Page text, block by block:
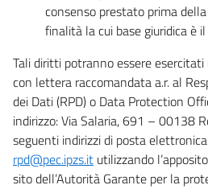
consenso prestato prima
finalità la cui base giuridica è
Tali diritti potranno essere
con lettera raccomandata a.r. al
dei Dati (RPD) o Data Protection
indirizzo: Via Salaria, 691 – 00138
seguenti indirizzi di posta
rpd@pec.ipzs.it utilizzando
sito dell’Autorità Garante per la